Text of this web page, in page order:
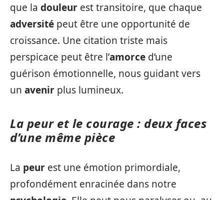
que la douleur est transitoire, que chaque
adversité peut être une opportunité de
croissance. Une citation triste mais
perspicace peut être l’amorce d’une
guérison émotionnelle, nous guidant vers
un avenir plus lumineux.
La peur et le courage : deux faces
d’une même pièce
La peur est une émotion primordiale,
profondément enracinée dans notre